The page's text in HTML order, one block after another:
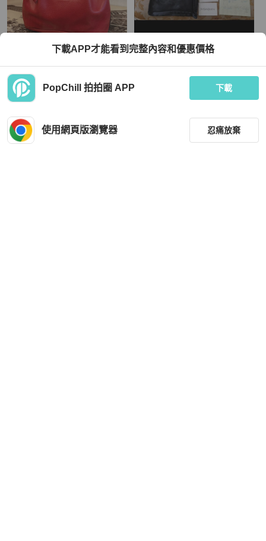
Saint Laurent
TWD 5,760
狀況尚可
Saint Laurent
塵袋購買證明齊全 油蠟皮包身 實用卡
層多 有使用痕跡 長夾 請看商品敘述
TWD 3,866
本地 免運
下載APP才能看到完整內容和優惠價格
PopChill 拍拍圈 APP 下載
使用網頁版瀏覽器 忍痛放棄